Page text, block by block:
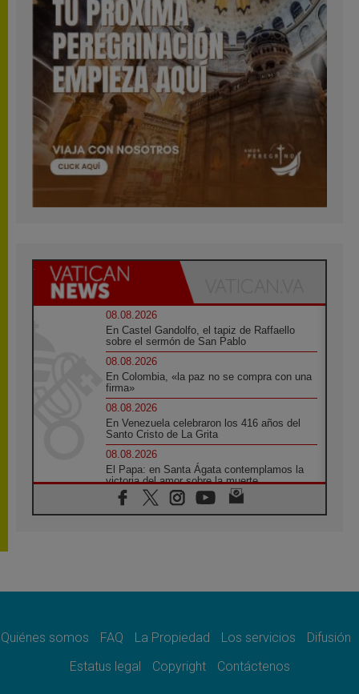
08.08.2026
En Castel Gandolfo, el tapiz de Raffaello
sobre el sermón de San Pablo
08.08.2026
En Colombia, «la paz no se compra con una
firma»
08.08.2026
En Venezuela celebraron los 416 años del
Santo Cristo de La Grita
08.08.2026
El Papa: en Santa Ágata contemplamos la
victoria del amor sobre la muerte
08.08.2026
León XIV visitará el Santuario de la Madre
07.08.2026
07.08.2026
el compromiso del cristiano"
Quiénes somos FAQ La Propiedad Los servicios
Difusión
Estatus legal
Copyright Contáctenos